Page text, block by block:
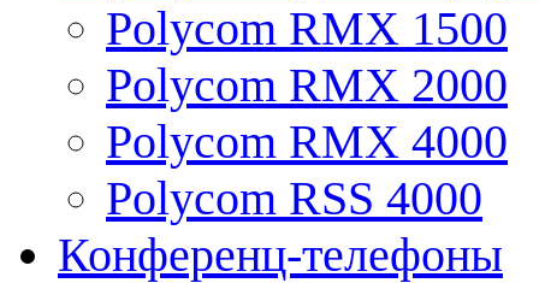
Polycom RMX 1500
Polycom RMX 2000
Polycom RMX 4000
Polycom RSS 4000
Конференц-телефоны